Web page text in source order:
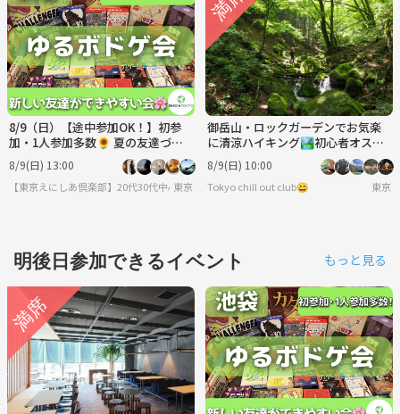
8/9（日）【途中参加OK！】初参
加・1人参加多数🌻 夏の友達づく
り ゆるボドゲ会🎲
8/9(日) 13:00
【東京えにしあ倶楽部】20代30代中心！社会人のための“もうひとつの居場所”
東京
御岳山・ロックガーデンでお気楽
に清涼ハイキング🏞初心者オスス
メコース🔰
8/9(日) 10:00
Tokyo chill out club😀 東京
明後日参加できるイベント もっと見る